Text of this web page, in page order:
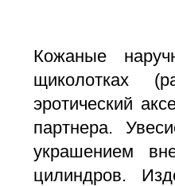
Кожаные
щиколотках
эротический
партнера.
украшением
цилиндров.